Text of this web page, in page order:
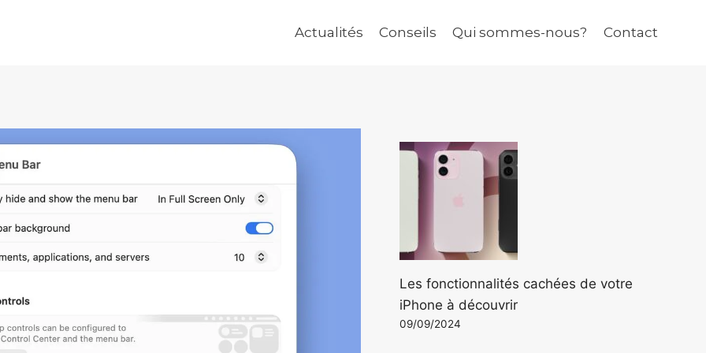
Actualités Conseils Qui sommes-nous? Contact
Les fonctionnalités cachées de votre
iPhone à découvrir
09/09/2024